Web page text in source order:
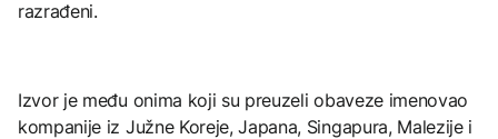
razrađeni.
Izvor je među onima koji su preuzeli obaveze imenovao
kompanije iz Južne Koreje, Japana, Singapura, Malezije i